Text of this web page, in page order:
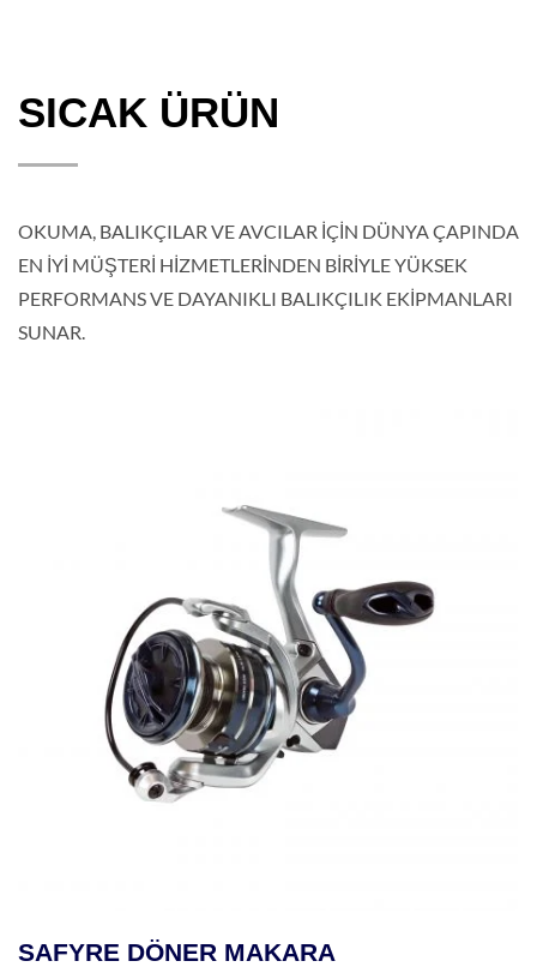
SICAK ÜRÜN
OKUMA, BALIKÇILAR VE AVCILAR İÇİN DÜNYA ÇAPINDA
EN İYİ MÜŞTERİ HİZMETLERİNDEN BİRİYLE YÜKSEK
PERFORMANS VE DAYANIKLI BALIKÇILIK EKİPMANLARI
SUNAR.
SAFYRE DÖNER MAKARA